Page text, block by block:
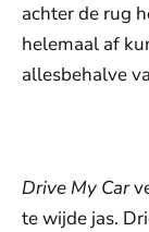
achter de rug
helemaal af
allesbehalve
De
Drive My Car
te wijde jas.